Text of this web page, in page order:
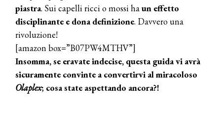
piastra. Sui capelli ricci o mossi haun effetto
disciplinante e dona definizione. Davvero una
rivoluzione!
[amazon box=”B07PW4MTHV”]
Insomma, se eravate indecise, questa guida vi avrà
sicuramente convinte a convertirvi al miracoloso
Olaplex; cosa state aspettando ancora?!
TONI&GUY “Feel Good Experience”!
TONI&GUY
LABEL.M lancia la sua innovativa ed
eco-sostenibile linea di prodotti
professionali
DAVINES
Davines presenta cofanetti beauty